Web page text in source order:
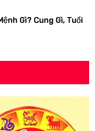
Gì? Cung Gì, Tuổi